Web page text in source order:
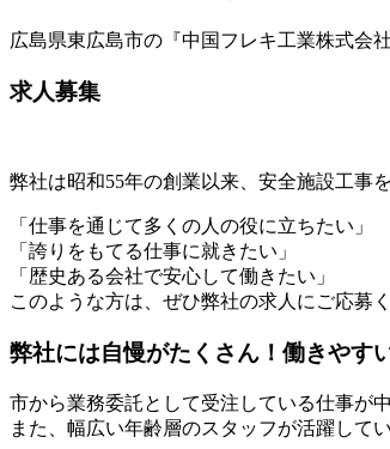
広島県東広島市の『中国フレキ工業株式会
求人募集
弊社は昭和55年の創業以来、安全施設工事
「仕事を通じて多くの人の役に立ちたい」
「誇りをもてる仕事に就きたい」
「歴史ある会社で安心して働きたい」
このような方は、ぜひ弊社の求人にご応募
弊社には自慢がたくさん！働きやす
市から業務委託として受注している仕事が
また、幅広い年齢層のスタッフが活躍して